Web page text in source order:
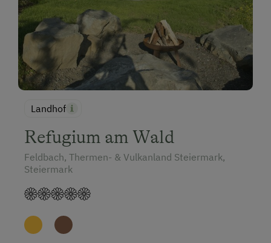
Landhof
Refugium am Wald
Feldbach, Thermen- & Vulkanland Steiermark,
Steiermark